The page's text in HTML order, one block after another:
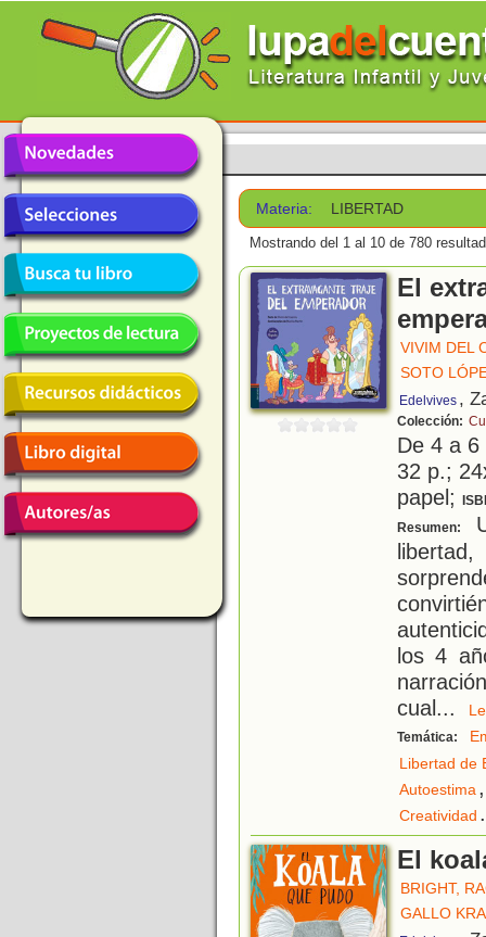
Materia: LIBERTAD
Mostrando del 1 al 10 de 780
El
VIVIM DEL
SOTO
Edelvives ,
Colección:
De 4 a
32 p.;
papel;
Resumen:
los 4
cual...
Temática:
Libertad de
Autoestima,
Creatividad .
El
BRIGHT,
GALLO